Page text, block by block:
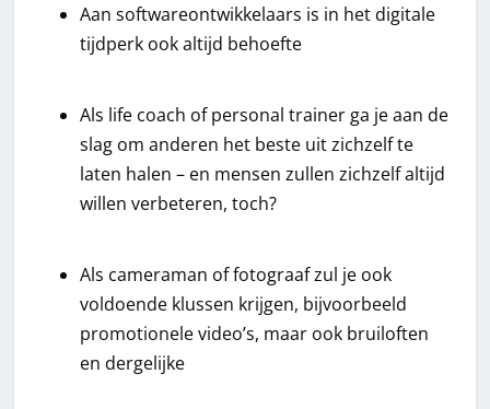
Aan softwareontwikkelaars is in het digitale
tijdperk ook altijd behoefte
Als life coach of personal trainer ga je aan de
slag om anderen het beste uit zichzelf te
laten halen – en mensen zullen zichzelf altijd
willen verbeteren, toch?
Als cameraman of fotograaf zul je ook
voldoende klussen krijgen, bijvoorbeeld
promotionele video’s, maar ook bruiloften
en dergelijke